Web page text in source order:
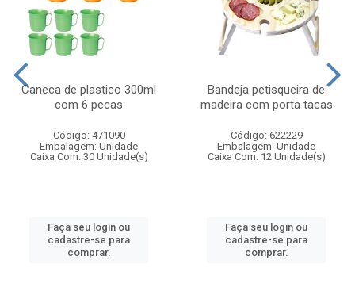
Caneca de plastico 300ml
com 6 pecas
Código: 471090
Embalagem: Unidade
Caixa Com: 30 Unidade(s)
Faça seu login ou
cadastre-se para
comprar.
Bandeja petisqueira de
madeira com porta tacas
Código: 622229
Embalagem: Unidade
Caixa Com: 12 Unidade(s)
Faça seu login ou
cadastre-se para
comprar.